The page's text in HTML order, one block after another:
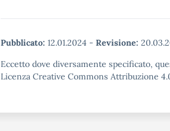
Pubblicato: 12.01.2024 - Revisione:
Eccetto dove diversamente specificato,
Licenza Creative Commons Attribuzione